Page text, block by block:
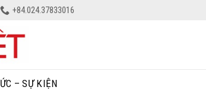
+84.024.37833016
– SỰ KIỆN